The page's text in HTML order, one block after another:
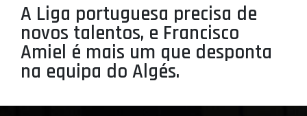
SELEÇÕES
MINIBASQUETE
ÁREA TÉCNICA
PROJETOS
A Liga portuguesa precisa de
novos talentos, e Francisco
Amiel é mais um que desponta
na equipa do Algés.